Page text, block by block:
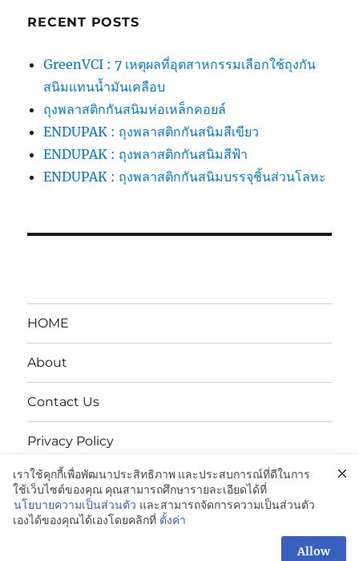
RECENT POSTS
GreenVCI : 7 เหตุผลที่อุตสาหกรรมเลือกใช้ถุงกัน
สนิมแทนน้ำมันเคลือบ
ถุงพลาสติกกันสนิมห่อเหล็กคอยล์
ENDUPAK : ถุงพลาสติกกันสนิมสีเขียว
ENDUPAK : ถุงพลาสติกกันสนิมสีฟ้า
ENDUPAK : ถุงพลาสติกกันสนิมบรรจุชิ้นส่วนโลหะ
HOME
About
Contact Us
Privacy Policy
นโยบายความเป็นส่วนตัว
ENDUPAK:VCI Anti-Rust Bags-ถุงกันสนิม: 098-995-3600
เราใช้คุกกี้เพื่อพัฒนาประสิทธิภาพ และประสบการณ์ที่ดีในการ
ใช้เว็บไซต์ของคุณ คุณสามารถศึกษารายละเอียดได้ที่
นโยบายความเป็นส่วนตัว และสามารถจัดการความเป็นส่วนตัว
เองได้ของคุณได้เองโดยคลิกที่ ตั้งค่า
Allow